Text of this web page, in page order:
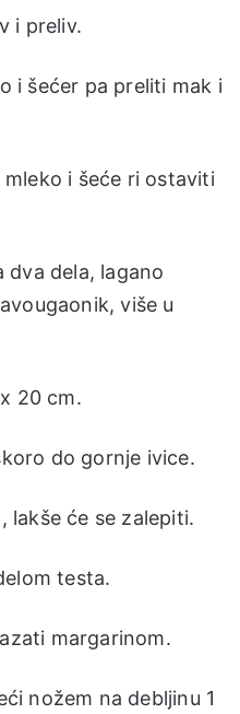
i preliv.
i šećer pa preliti mak i
i šeće ri ostaviti
dela, lagano
više u
20 cm.
do gornje ivice.
lakše će se zalepiti.
testa.
margarinom.
nožem na debljinu 1